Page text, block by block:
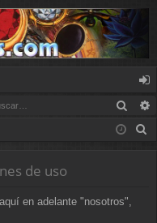
de
nt
de uso
en adelante "nosotros",